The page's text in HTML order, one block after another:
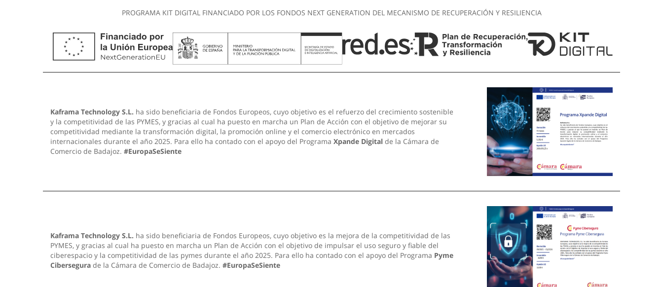
PROGRAMA KIT DIGITAL FINANCIADO POR LOS FONDOS NEXT GENERATION DEL MECANISMO DE RECUPERACIÓN Y RESILIENCIA
Kaframa Technology S.L. ha sido beneficiaria de Fondos Europeos, cuyo objetivo es el refuerzo del crecimiento sostenible
y la competitividad de las PYMES, y gracias al cual ha puesto en marcha un Plan de Acción con el objetivo de mejorar su
competitividad mediante la transformación digital, la promoción online y el comercio electrónico en mercados
internacionales durante el año 2025. Para ello ha contado con el apoyo del Programa Xpande Digital de la Cámara de
Comercio de Badajoz. #EuropaSeSiente
Kaframa Technology S.L. ha sido beneficiaria de Fondos Europeos, cuyo objetivo es la mejora de la competitividad de las
PYMES, y gracias al cual ha puesto en marcha un Plan de Acción con el objetivo de impulsar el uso seguro y fiable del
ciberespacio y la competitividad de las pymes durante el año 2025. Para ello ha contado con el apoyo del Programa Pyme
Cibersegura de la Cámara de Comercio de Badajoz. #EuropaSeSiente